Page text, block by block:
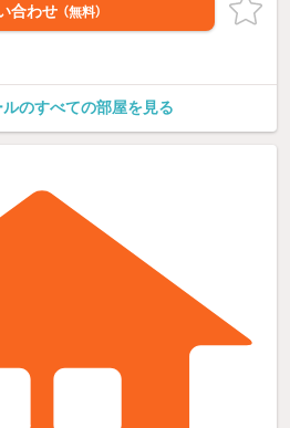
合わせ （無料）
のすべての部屋を見る